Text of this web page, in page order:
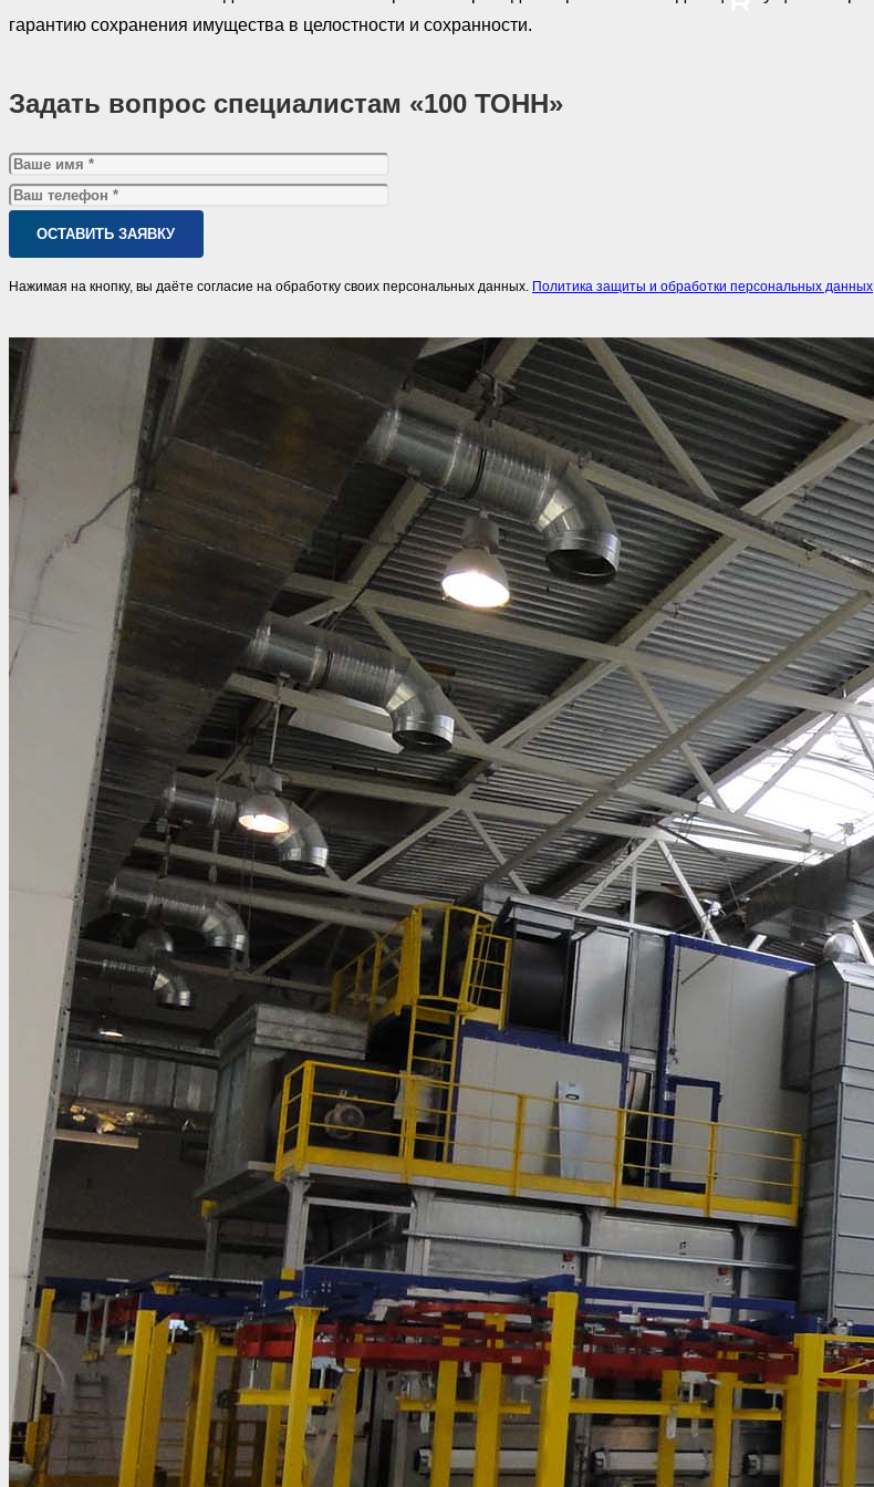
гарантию сохранения имущества в целостности и сохранности.
Задать вопрос специалистам «100 ТОНН»
Нажимая на кнопку, вы даёте согласие на обработку своих персональных данных. Политика защиты и обработки персональных данных